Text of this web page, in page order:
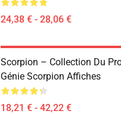
24,38 € - 28,06 €
Scorpion – Collection Du
Génie Scorpion Affiches
18,21 € - 42,22 €